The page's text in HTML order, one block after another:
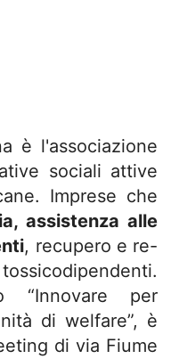
è l'associazione
sociali attive
Imprese che
assistenza alle
, recupero e re-
“Innovare per
di welfare”, è
di via Fiume